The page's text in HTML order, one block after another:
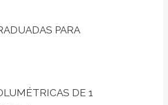
PARA
DE 1